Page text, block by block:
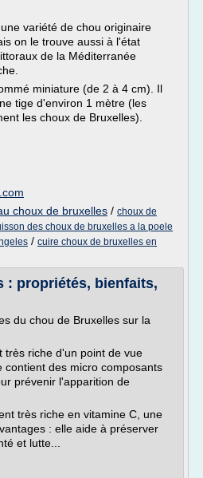
variété de chou originaire
on le trouve aussi à l'état
de la Méditerranée
miniature (de 2 à 4 cm). Il
tige d'environ 1 mètre (les
les choux de Bruxelles).
choux de bruxelles / choux de
des choux de bruxelles a la poele
/ cuire choux de bruxelles en
: propriétés, bienfaits,
du chou de Bruxelles sur la
très riche d'un point de vue
contient des micro composants
prévenir l'apparition de
très riche en vitamine C, une
: elle aide à préserver
et lutte...